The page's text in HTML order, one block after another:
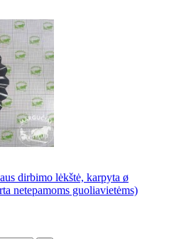
dirbimo lėkštė, karpyta ø
netepamoms guoliavietėms)